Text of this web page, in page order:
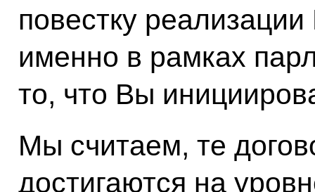
повестку
именно в рамках
то, что Вы
Мы считаем, те
достигаются на